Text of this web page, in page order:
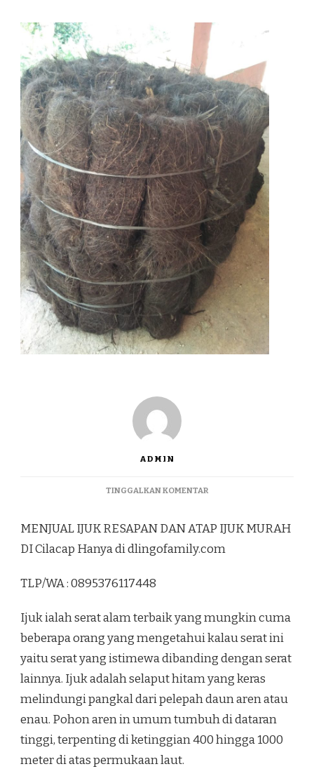
ADMIN
TINGGALKAN KOMENTARPADA
RESAPAN
MENJUAL IJUK RESAPAN DAN ATAP IJUK MURAH
DI Cilacap Hanya di dlingofamily.com
TLP/WA : 0895376117448
Ijuk ialah serat alam terbaik yang mungkin cuma
beberapa orang yang mengetahui kalau serat ini
yaitu serat yang istimewa dibanding dengan serat
lainnya. Ijuk adalah selaput hitam yang keras
melindungi pangkal dari pelepah daun aren atau
enau. Pohon aren in umum tumbuh di dataran
tinggi, terpenting di ketinggian 400 hingga 1000
meter di atas permukaan laut.